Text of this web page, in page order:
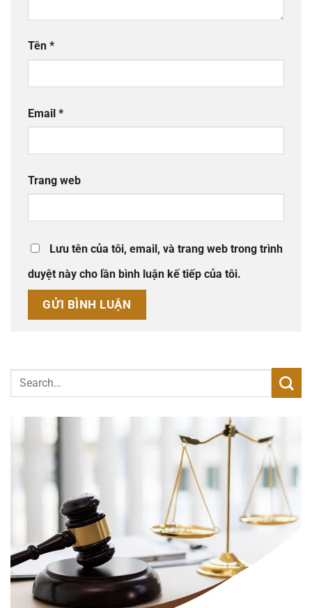
Tên *
Email *
Trang web
Lưu tên của tôi, email, và trang web trong trình
duyệt này cho lần bình luận kế tiếp của tôi.